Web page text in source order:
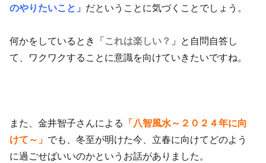
のやりたいこと」 だということに気づくことでしょう。
何かをしているとき 「これは楽しい？」 と自問自答し
て、ワクワクすることに意識を向けていきたいですね。
また、金井智子さんによる
「八智風水～２０２４年に向
けて～」 でも、冬至が明けた今、立春に向けてどのよう
に過ごせばいいのかというお話がありました。